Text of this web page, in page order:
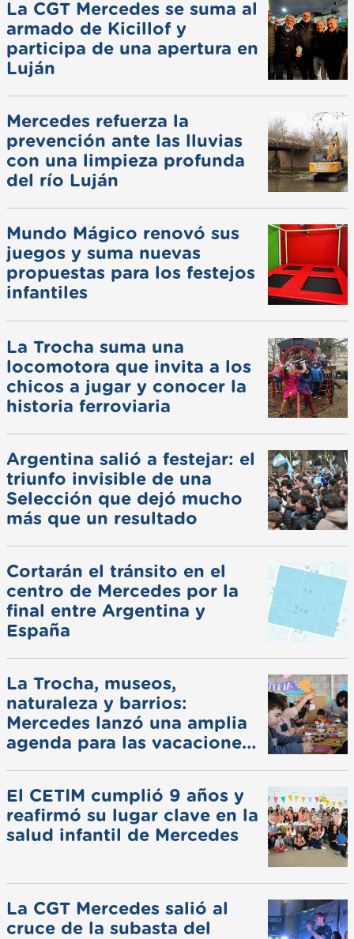
La CGT Mercedes se suma al
armado de Kicillof y
participa de una apertura en
Luján
Mercedes refuerza la
prevención ante las lluvias
con una limpieza profunda
del río Luján
Mundo Mágico renovó sus
juegos y suma nuevas
propuestas para los festejos
infantiles
La Trocha suma una
locomotora que invita a los
chicos a jugar y conocer la
historia ferroviaria
Argentina salió a festejar: el
triunfo invisible de una
Selección que dejó mucho
más que un resultado
Cortarán el tránsito en el
centro de Mercedes por la
final entre Argentina y
España
La Trocha, museos,
naturaleza y barrios:
Mercedes lanzó una amplia
agenda para las vacaciones
El CETIM cumplió 9 años y
reafirmó su lugar clave en la
salud infantil de Mercedes
La CGT Mercedes salió al
cruce de la subasta del